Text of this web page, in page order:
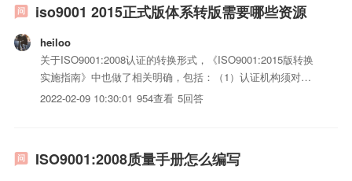
iso9001 2015正式版体系转版需要哪些资源
heiloo
关于ISO9001:2008认证的转换形式，《ISO9001:2015版转换
实施指南》中也做了相关明确，包括：（1）认证机构须对每
一个客户进行ISO9001：2015的审核。（2）基于与认证组织
2022-02-09 10:30:01 954查看 5回答
ISO9001:2008质量手册怎么编写